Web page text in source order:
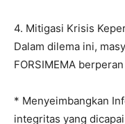
​4. Mitigasi Krisis
​Dalam dilema ini,
FORSIMEMA
* ​Menyeimbangkan
integritas yang